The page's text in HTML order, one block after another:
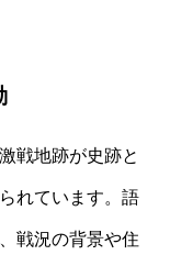
戦地跡が史跡と
れています。語
戦況の背景や住